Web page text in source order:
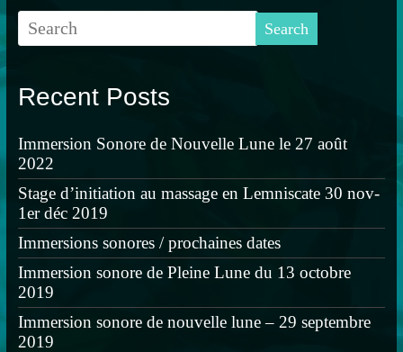
e
o
n
T
t
e
O
p
e
n
s
i
n
n
e
w
w
i
n
d
o
w
)
e
F
b
o
(
O
e
n
s
i
n
n
e
w
w
i
d
o
w
Recent Posts
Immersion Sonore de Nouvelle Lune le 27 août
2022
Stage d’initiation au massage en Lemniscate 30 nov-
1er déc 2019
Immersions sonores / prochaines dates
Immersion sonore de Pleine Lune du 13 octobre
2019
Immersion sonore de nouvelle lune – 29 septembre
2019